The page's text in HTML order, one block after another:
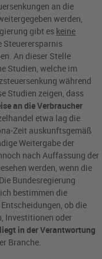
an die
werden,
gibt es keine
Steuerersparnis
An dieser Stelle
Studien, welche im
während
Studien zeigen, dass
an die Verbraucher
etwa lag die
Zeit auskunftsgemäß
Weitergabe der
nach Auffassung der
werden, wenn die
Bundesregierung
bestimmen die
ob die
Investitionen oder
liegt in der Verantwortung
Branche.